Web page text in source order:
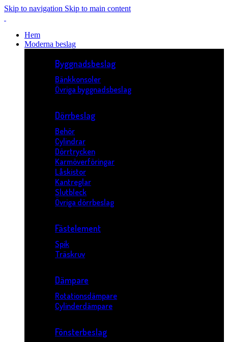
Skip to navigation Skip to main content
Hem
Moderna beslag
Byggnadsbeslag
Bänkkonsoler
Övriga byggnadsbeslag
Dörrbeslag
Behör
Cylindrar
Dörrtrycken
Karmöverföringar
Låskistor
Kantreglar
Slutbleck
Övriga dörrbeslag
Fästelement
Spik
Träskruv
Dämpare
Rotationsdämpare
Cylinderdämpare
Fönsterbeslag